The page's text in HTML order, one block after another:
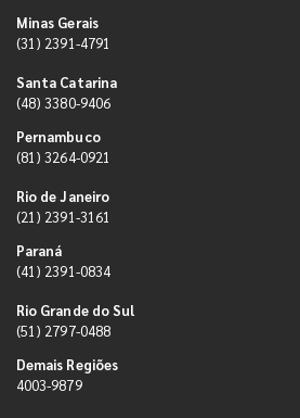
Minas Gerais
(31) 2391-4791
Santa Catarina
(48) 3380-9406
Pernambuco
(81) 3264-0921
Rio de Janeiro
(21) 2391-3161
Paraná
(41) 2391-0834
Rio Grande do Sul
(51) 2797-0488
Demais Regiões
4003-9879